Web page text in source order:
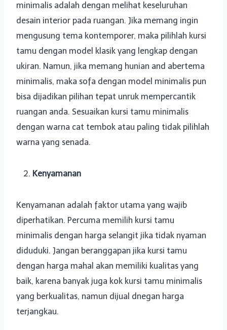
minimalis adalah dengan melihat keseluruhan
desain interior pada ruangan. Jika memang ingin
mengusung tema kontemporer, maka pilihlah kursi
tamu dengan model klasik yang lengkap dengan
ukiran. Namun, jika memang hunian and abertema
minimalis, maka sofa dengan model minimalis pun
bisa dijadikan pilihan tepat unruk mempercantik
ruangan anda. Sesuaikan kursi tamu minimalis
dengan warna cat tembok atau paling tidak pilihlah
warna yang senada.
Kenyamanan
Kenyamanan adalah faktor utama yang wajib
diperhatikan. Percuma memilih kursi tamu
minimalis dengan harga selangit jika tidak nyaman
diduduki. Jangan beranggapan jika kursi tamu
dengan harga mahal akan memiliki kualitas yang
baik, karena banyak juga kok kursi tamu minimalis
yang berkualitas, namun dijual dnegan harga
terjangkau.